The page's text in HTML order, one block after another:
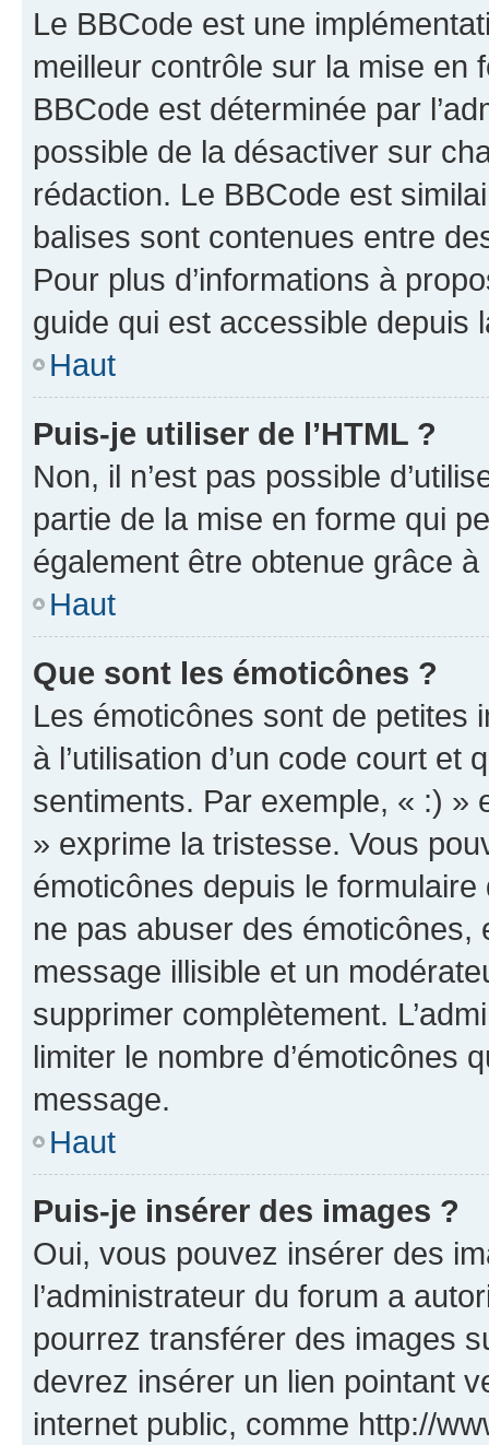
Le BBCode est une
meilleur contrôle sur la mise en
BBCode est déterminée par
possible de la désactiver sur
rédaction. Le BBCode est
balises sont contenues entre
Pour plus d’informations à
guide qui est accessible depuis
Haut
Puis-je utiliser de l’HTML ?
Non, il n’est pas possible
partie de la mise en forme qui
également être obtenue grâce à
Haut
Que sont les émoticônes ?
Les émoticônes sont de petites
à l’utilisation d’un code court et
sentiments. Par exemple, « :) »
» exprime la tristesse. Vous
émoticônes depuis le
ne pas abuser des
message illisible et un
supprimer complètement.
limiter le nombre d’émoticônes
message.
Haut
Puis-je insérer des images ?
Oui, vous pouvez insérer des
l’administrateur du forum a
pourrez transférer des images
devrez insérer un lien pointant
internet public, comme http://